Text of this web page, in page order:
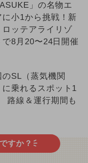
」の名物エ
に小1から挑戦！新
ロッテアライリゾ
で8月20〜24日開催
のSL（蒸気機関
に乗れるスポット1
路線＆運行期間も
すか？